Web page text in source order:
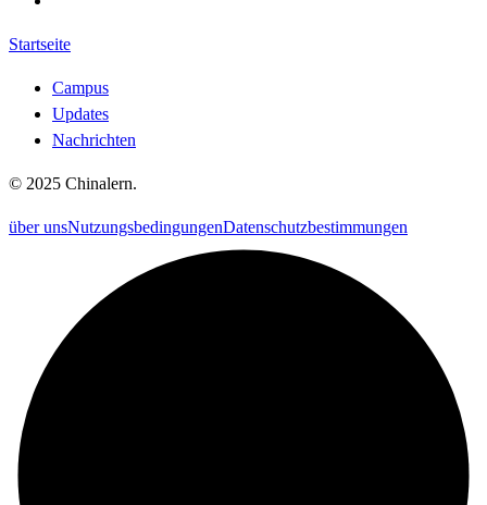
Startseite
Campus
Updates
Nachrichten
© 2025 Chinalern.
über unsNutzungsbedingungenDatenschutzbestimmungen